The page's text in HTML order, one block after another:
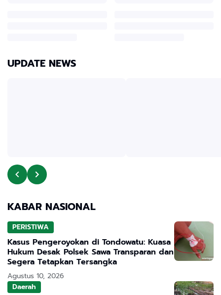
UPDATE NEWS
KABAR NASIONAL
PERISTIWA
Kasus Pengeroyokan di Tondowatu: Kuasa
Hukum Desak Polsek Sawa Transparan dan
Segera Tetapkan Tersangka
Agustus 10, 2026
Daerah